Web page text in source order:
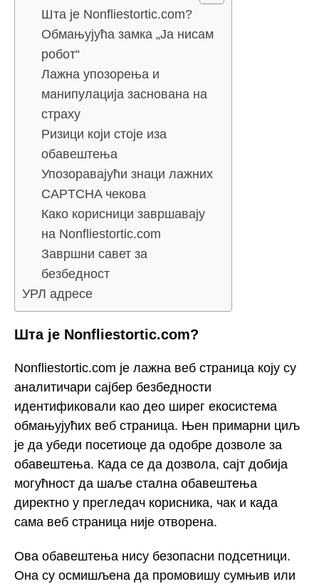
Шта је Nonfliestortic.com?
Обмањујућа замка „Ја нисам
робот“
Лажна упозорења и
манипулација заснована на
страху
Ризици који стоје иза
обавештења
Упозоравајући знаци лажних
CAPTCHA чекова
Како корисници завршавају
на Nonfliestortic.com
Завршни савет за
безбедност
УРЛ адресе
Шта је Nonfliestortic.com?
Nonfliestortic.com је лажна веб страница коју су
аналитичари сајбер безбедности
идентификовали као део ширег екосистема
обмањујућих веб страница. Њен примарни циљ
је да убеди посетиоце да одобре дозволе за
обавештења. Када се да дозвола, сајт добија
могућност да шаље стална обавештења
директно у прегледач корисника, чак и када
сама веб страница није отворена.
Ова обавештења нису безопасни подсетници.
Она су осмишљена да промовишу сумњив или